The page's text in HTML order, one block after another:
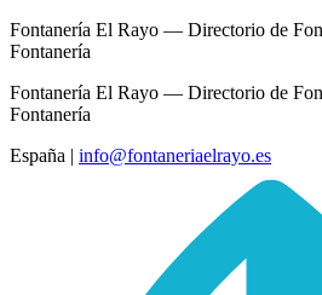
Fontanería El Rayo — Directorio de
Fontanería
Fontanería El Rayo — Directorio de
Fontanería
España | info@fontaneriaelrayo.es